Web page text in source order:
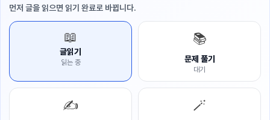
먼저 글을 읽으면 읽기 완료로 바뀝니다.
📖
글읽기
읽는 중
📚
문제 풀기
대기
✍️ 🪄